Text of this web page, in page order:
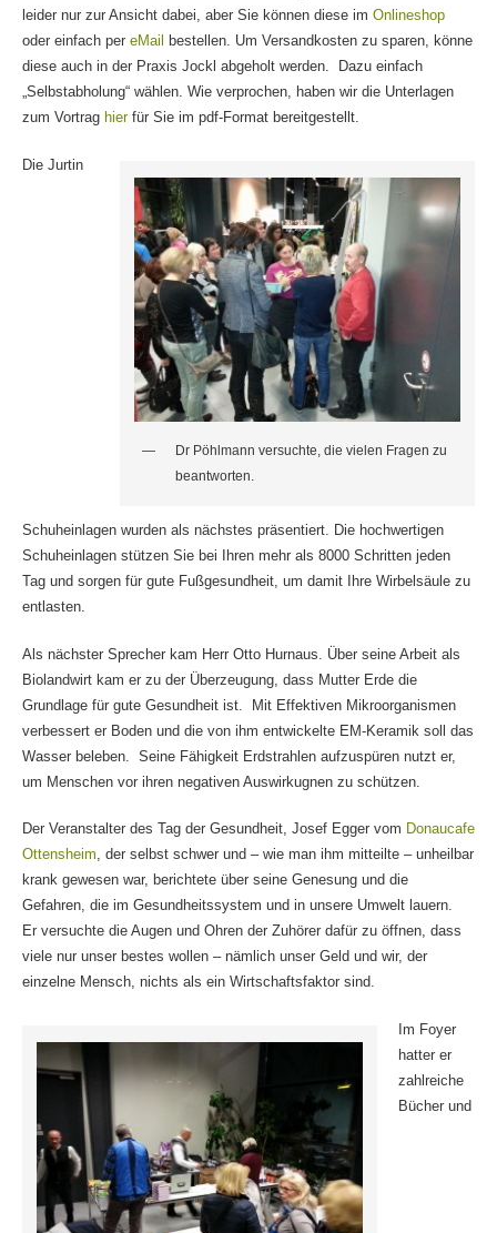
leider nur zur Ansicht dabei, aber Sie können diese im Onlineshop
oder einfach per eMail
bestellen. Um Versandkosten zu sparen, könne
diese auch in der Praxis Jockl abgeholt werden. Dazu einfach
„Selbstabholung“ wählen. Wie verprochen, haben wir die Unterlagen
zum Vortrag hier für Sie im pdf-Format bereitgestellt.
Dr Pöhlmann versuchte, die vielen Fragen zu
beantworten.
Die Jurtin
Schuheinlagen wurden als nächstes präsentiert. Die hochwertigen
Schuheinlagen stützen Sie bei Ihren mehr als 8000 Schritten jeden
Tag und sorgen für gute Fußgesundheit, um damit Ihre Wirbelsäule zu
entlasten.
Als nächster Sprecher kam Herr Otto Hurnaus. Über seine Arbeit als
Biolandwirt kam er zu der Überzeugung, dass Mutter Erde die
Grundlage für gute Gesundheit ist. Mit Effektiven Mikroorganismen
verbessert er Boden und die von ihm entwickelte EM-Keramik soll das
Wasser beleben. Seine Fähigkeit Erdstrahlen aufzuspüren nutzt er,
um Menschen vor ihren negativen Auswirkugnen zu schützen.
Der Veranstalter des Tag der Gesundheit, Josef Egger vom Donaucafe
Ottensheim, der selbst schwer und – wie man ihm mitteilte – unheilbar
krank gewesen war, berichtete über seine Genesung und die
Gefahren, die im Gesundheitssystem und in unsere Umwelt lauern.
Er versuchte die Augen und Ohren der Zuhörer dafür zu öffnen, dass
viele nur unser bestes wollen – nämlich unser Geld und wir, der
einzelne Mensch, nichts als ein Wirtschaftsfaktor sind.
Im Foyer
hatter er
zahlreiche
Bücher und